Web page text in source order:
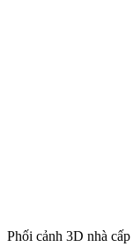
Phối cảnh 3D nhà